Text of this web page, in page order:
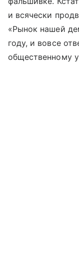
и всячески
«Рынок нашей
году, и вовсе
общественному